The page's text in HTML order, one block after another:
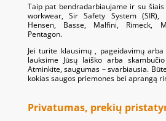
Taip pat bendradarbiaujame ir su
workwear, Sir Safety System (SIR),
Hensen, Basse, Malfini, Rimeck,
Pentagon.
Jei turite klausimų , pageidavimų
lauksime Jūsų laiško arba
Atminkite, saugumas – svarbiausia.
kokias saugos priemones bei aprangą
Privatumas, prekių